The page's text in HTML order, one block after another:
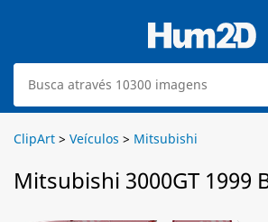
ClipArt > Veículos > Mitsubishi
Mitsubishi 3000GT 1999